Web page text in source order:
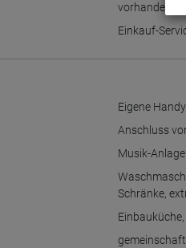
vorhanden
Einkauf-
Eigene
Anschluss
Musik-Anlage
Schränke,
Einbauküche